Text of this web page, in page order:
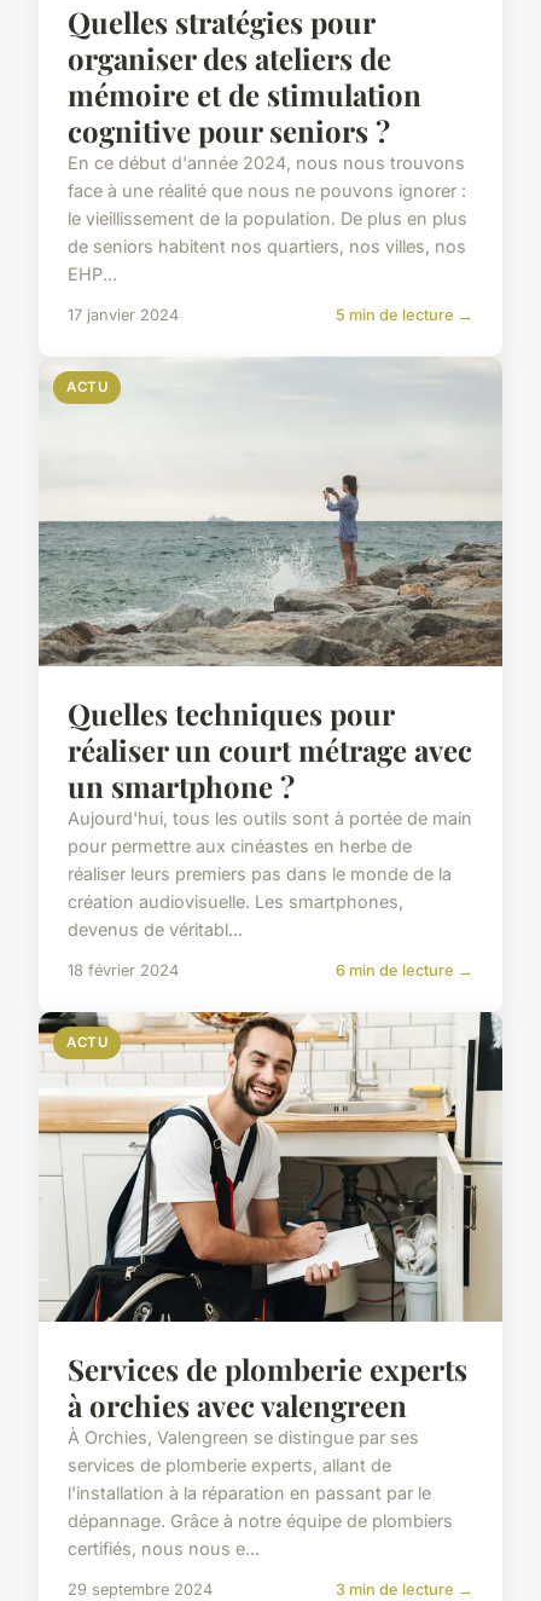
Quelles stratégies pour
organiser des ateliers de
mémoire et de stimulation
cognitive pour seniors ?
En ce début d'année 2024, nous nous trouvons
face à une réalité que nous ne pouvons ignorer :
le vieillissement de la population. De plus en plus
de seniors habitent nos quartiers, nos villes, nos
EHP...
17 janvier 2024 5 min de lecture →
ACTU
Quelles techniques pour
réaliser un court métrage avec
un smartphone ?
Aujourd'hui, tous les outils sont à portée de main
pour permettre aux cinéastes en herbe de
réaliser leurs premiers pas dans le monde de la
création audiovisuelle. Les smartphones,
devenus de véritabl...
18 février 2024 6 min de lecture →
ACTU
Services de plomberie experts
à orchies avec valengreen
À Orchies, Valengreen se distingue par ses
services de plomberie experts, allant de
l'installation à la réparation en passant par le
dépannage. Grâce à notre équipe de plombiers
certifiés, nous nous e...
29 septembre 2024 3 min de lecture →